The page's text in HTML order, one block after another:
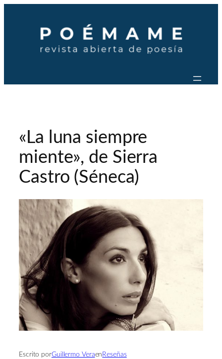
contenido
«La luna siempre
miente», de Sierra
Castro (Séneca)
Escrito porGuillermo Veraen Reseñas